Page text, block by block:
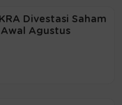
Divestasi Saham
Awal Agustus